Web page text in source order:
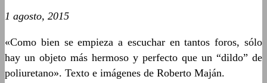
1 agosto, 2015
«Como bien se empieza a escuchar en tantos foros, sólo
hay un objeto más hermoso y perfecto que un “dildo” de
poliuretano». Texto e imágenes de Roberto Maján.